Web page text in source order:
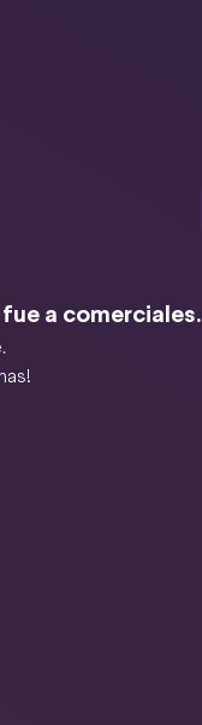
fue a comerciales.